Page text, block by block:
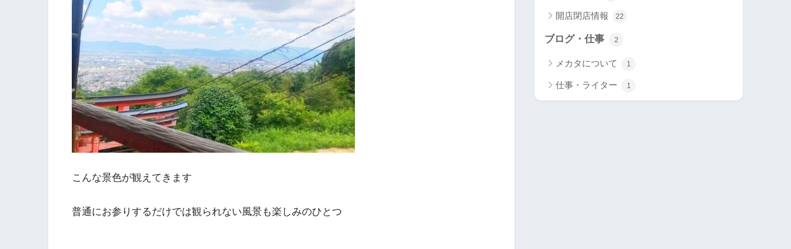
こんな景色が観えてきます
普通にお参りするだけでは観られない風景も楽しみのひとつ
開店閉店情報 22
ブログ・仕事 2
メカタについて 1
仕事・ライター 1